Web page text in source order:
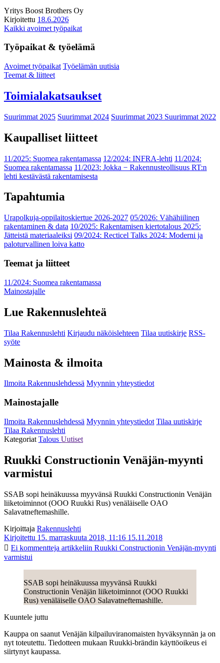
Yritys Boost Brothers Oy
Kirjoitettu 18.6.2026
Kaikki avoimet työpaikat
Työpaikat & työelämä
Avoimet työpaikat Työelämän uutisia
Teemat & liitteet
Toimialakatsaukset
Suurimmat 2025 Suurimmat 2024 Suurimmat 2023 Suurimmat 2022
Kaupalliset liitteet
11/2025: Suomea rakentamassa 12/2024: INFRA-lehti 11/2024:
Suomea rakentamassa 11/2023: Jokka − Rakennusteollisuus RT:n
lehti kestävästä rakentamisesta
Tapahtumia
Urapolkuja-oppilaitoskiertue 2026-2027 05/2026: Vähähiilinen
rakentaminen & data 10/2025: Rakentamisen kiertotalous 2025:
Jätteistä materiaaleiksi 09/2024: Recticel Talks 2024: Moderni ja
paloturvallinen loiva katto
Teemat ja liitteet
11/2024: Suomea rakentamassa
Mainostajalle
Lue Rakennuslehteä
Tilaa Rakennuslehti Kirjaudu näköislehteen Tilaa uutiskirje RSS-
syöte
Mainosta & ilmoita
Ilmoita Rakennuslehdessä Myynnin yhteystiedot
Mainostajalle
Ilmoita Rakennuslehdessä Myynnin yhteystiedot Tilaa uutiskirje
Tilaa Rakennuslehti
Kategoriat Talous Uutiset
Ruukki Constructionin Venäjän-myynti
varmistui
SSAB sopi heinäkuussa myyvänsä Ruukki Constructionin Venäjän
liiketoiminnot (OOO Ruukki Rus) venäläiselle OAO
Salavatneftemashille.
Kirjoittaja Rakennuslehti
Kirjoitettu 15. marraskuuta 2018, 11:16 15.11.2018
Ei kommentteja artikkeliin Ruukki Constructionin Venäjän-myynti
varmistui
SSAB sopi heinäkuussa myyvänsä Ruukki
Constructionin Venäjän liiketoiminnot (OOO Ruukki
Rus) venäläiselle OAO Salavatneftemashille.
Kuuntele juttu
Kauppa on saanut Venäjän kilpailuviranomaisten hyväksynnän ja on
nyt toteutettu. Tiedotteen mukaan Ruukki-brändin käyttöoikeus ei
siirtynyt kaupassa.